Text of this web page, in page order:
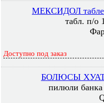
МЕКСИДОЛ
табл. п/о
Доступно под заказ
БОЛЮСЫ
пилюли банка